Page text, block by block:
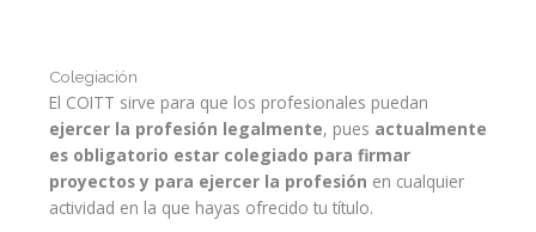
Colegiación
El COITT sirve para que los profesionales puedan
ejercer la profesión legalmente, pues actualmente
es obligatorio estar colegiado para firmar
proyectos y para ejercer la profesión en cualquier
actividad en la que hayas ofrecido tu título.